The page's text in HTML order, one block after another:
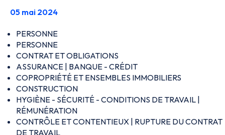
05 mai 2024
PERSONNE
PERSONNE
CONTRAT ET OBLIGATIONS
ASSURANCE | BANQUE - CRÉDIT
COPROPRIÉTÉ ET ENSEMBLES IMMOBILIERS
CONSTRUCTION
HYGIÈNE - SÉCURITÉ - CONDITIONS DE TRAVAIL |
RÉMUNÉRATION
CONTRÔLE ET CONTENTIEUX | RUPTURE DU CONTRAT
DE TRAVAIL